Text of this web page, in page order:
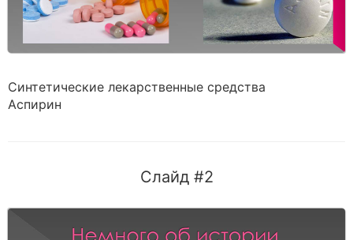
Синтетические лекарственные средства
Аспирин
Слайд #2